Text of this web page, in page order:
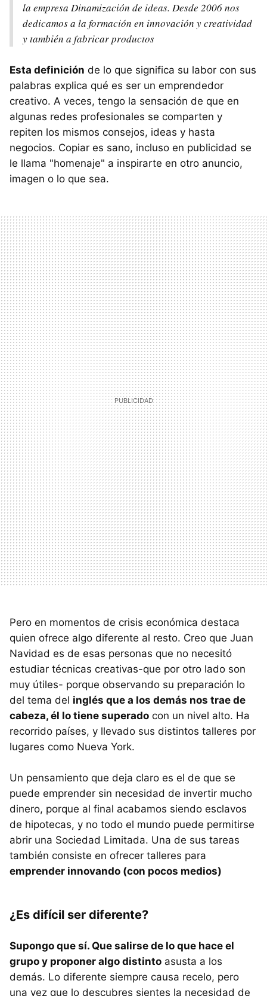
la empresa Dinamización de ideas. Desde 2006 nos
dedicamos a la formación en innovación y creatividad
y también a fabricar productos
Esta definición de lo que significa su labor con sus
palabras explica qué es ser un emprendedor
creativo. A veces, tengo la sensación de que en
algunas redes profesionales se comparten y
repiten los mismos consejos, ideas y hasta
negocios. Copiar es sano, incluso en publicidad se
le llama "homenaje" a inspirarte en otro anuncio,
imagen o lo que sea.
Pero en momentos de crisis económica destaca
quien ofrece algo diferente al resto. Creo que Juan
Navidad es de esas personas que no necesitó
estudiar técnicas creativas-que por otro lado son
muy útiles- porque observando su preparación lo
del tema del inglés que a los demás nos trae de
cabeza, él lo tiene superado con un nivel alto. Ha
recorrido países, y llevado sus distintos talleres por
lugares como Nueva York.
Un pensamiento que deja claro es el de que se
puede emprender sin necesidad de invertir mucho
dinero, porque al final acabamos siendo esclavos
de hipotecas, y no todo el mundo puede permitirse
abrir una Sociedad Limitada. Una de sus tareas
también consiste en ofrecer talleres para
emprender innovando (con pocos medios)
¿Es difícil ser diferente?
Supongo que sí. Que salirse de lo que hace el
grupo y proponer algo distinto asusta a los
demás. Lo diferente siempre causa recelo, pero
una vez que lo descubres sientes la necesidad de